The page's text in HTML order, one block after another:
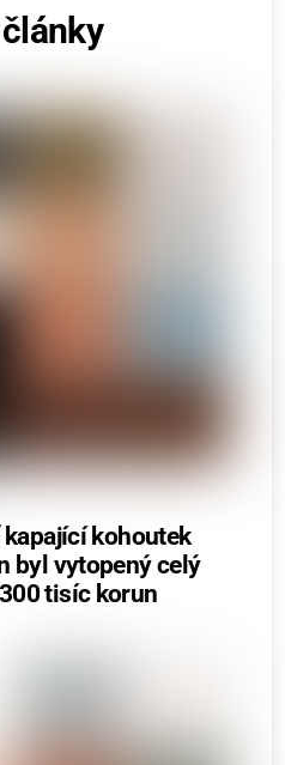
kohoutek
byl vytopený celý
tisíc korun